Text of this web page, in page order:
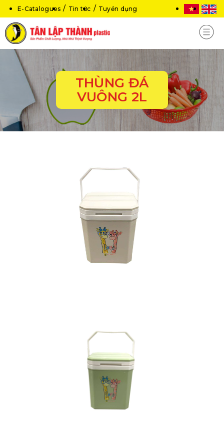
E-Catalogues Tin tức Tuyển dụng
THÙNG ĐÁ
VUÔNG 2L